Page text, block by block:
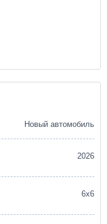
Новый автомобиль
2026
6х6